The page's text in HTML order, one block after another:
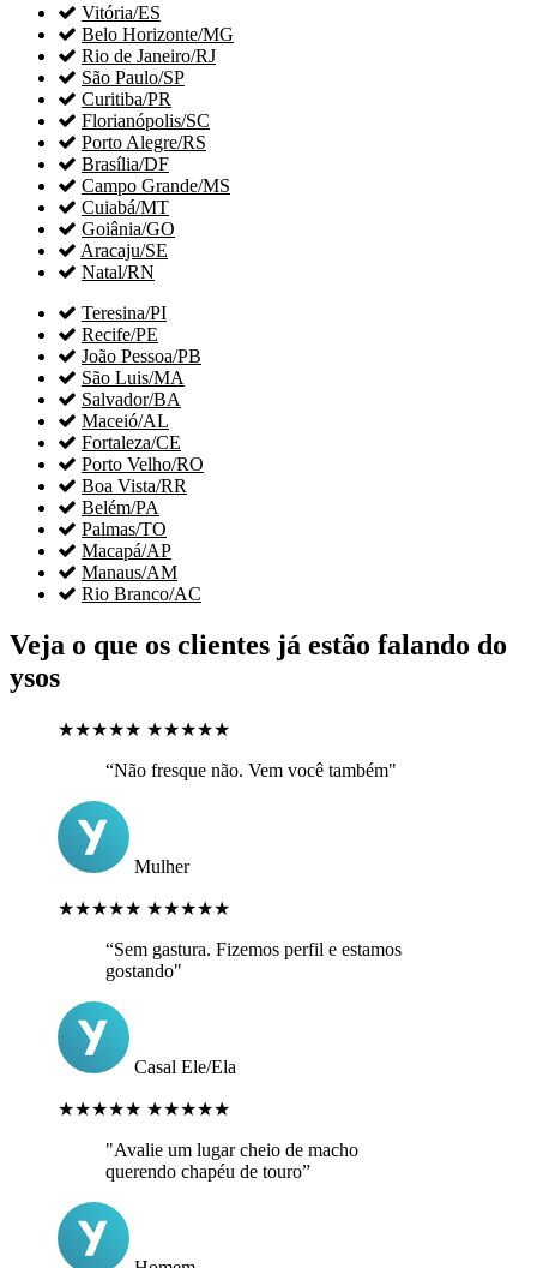
 Vitória/ES
 Belo Horizonte/MG
 Rio de Janeiro/RJ
 São Paulo/SP
 Curitiba/PR
 Florianópolis/SC
 Porto Alegre/RS
 Brasília/DF
 Campo Grande/MS
 Cuiabá/MT
 Goiânia/GO
 Aracaju/SE
 Natal/RN
 Teresina/PI
 Recife/PE
 João Pessoa/PB
 São Luis/MA
 Salvador/BA
 Maceió/AL
 Fortaleza/CE
 Porto Velho/RO
 Boa Vista/RR
 Belém/PA
 Palmas/TO
 Macapá/AP
 Manaus/AM
 Rio Branco/AC
Veja o que os clientes já estão falando do
ysos
★★★★★ ★★★★★
“Não fresque não. Vem você também"
Mulher
★★★★★ ★★★★★
“Sem gastura. Fizemos perfil e estamos
gostando"
Casal Ele/Ela
★★★★★ ★★★★★
"Avalie um lugar cheio de macho
querendo chapéu de touro”